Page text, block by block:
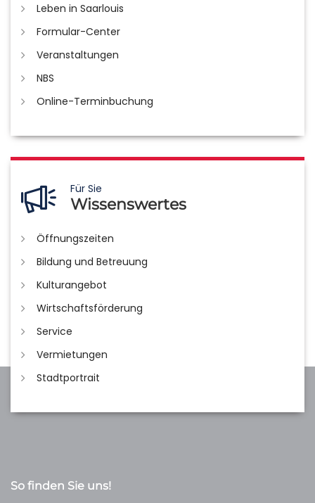
Leben in Saarlouis
Formular-Center
Veranstaltungen
NBS
Online-Terminbuchung
Für Sie
Wissenswertes
Öffnungszeiten
Bildung und Betreuung
Kulturangebot
Wirtschaftsförderung
Service
Vermietungen
Stadtportrait
So finden Sie uns!